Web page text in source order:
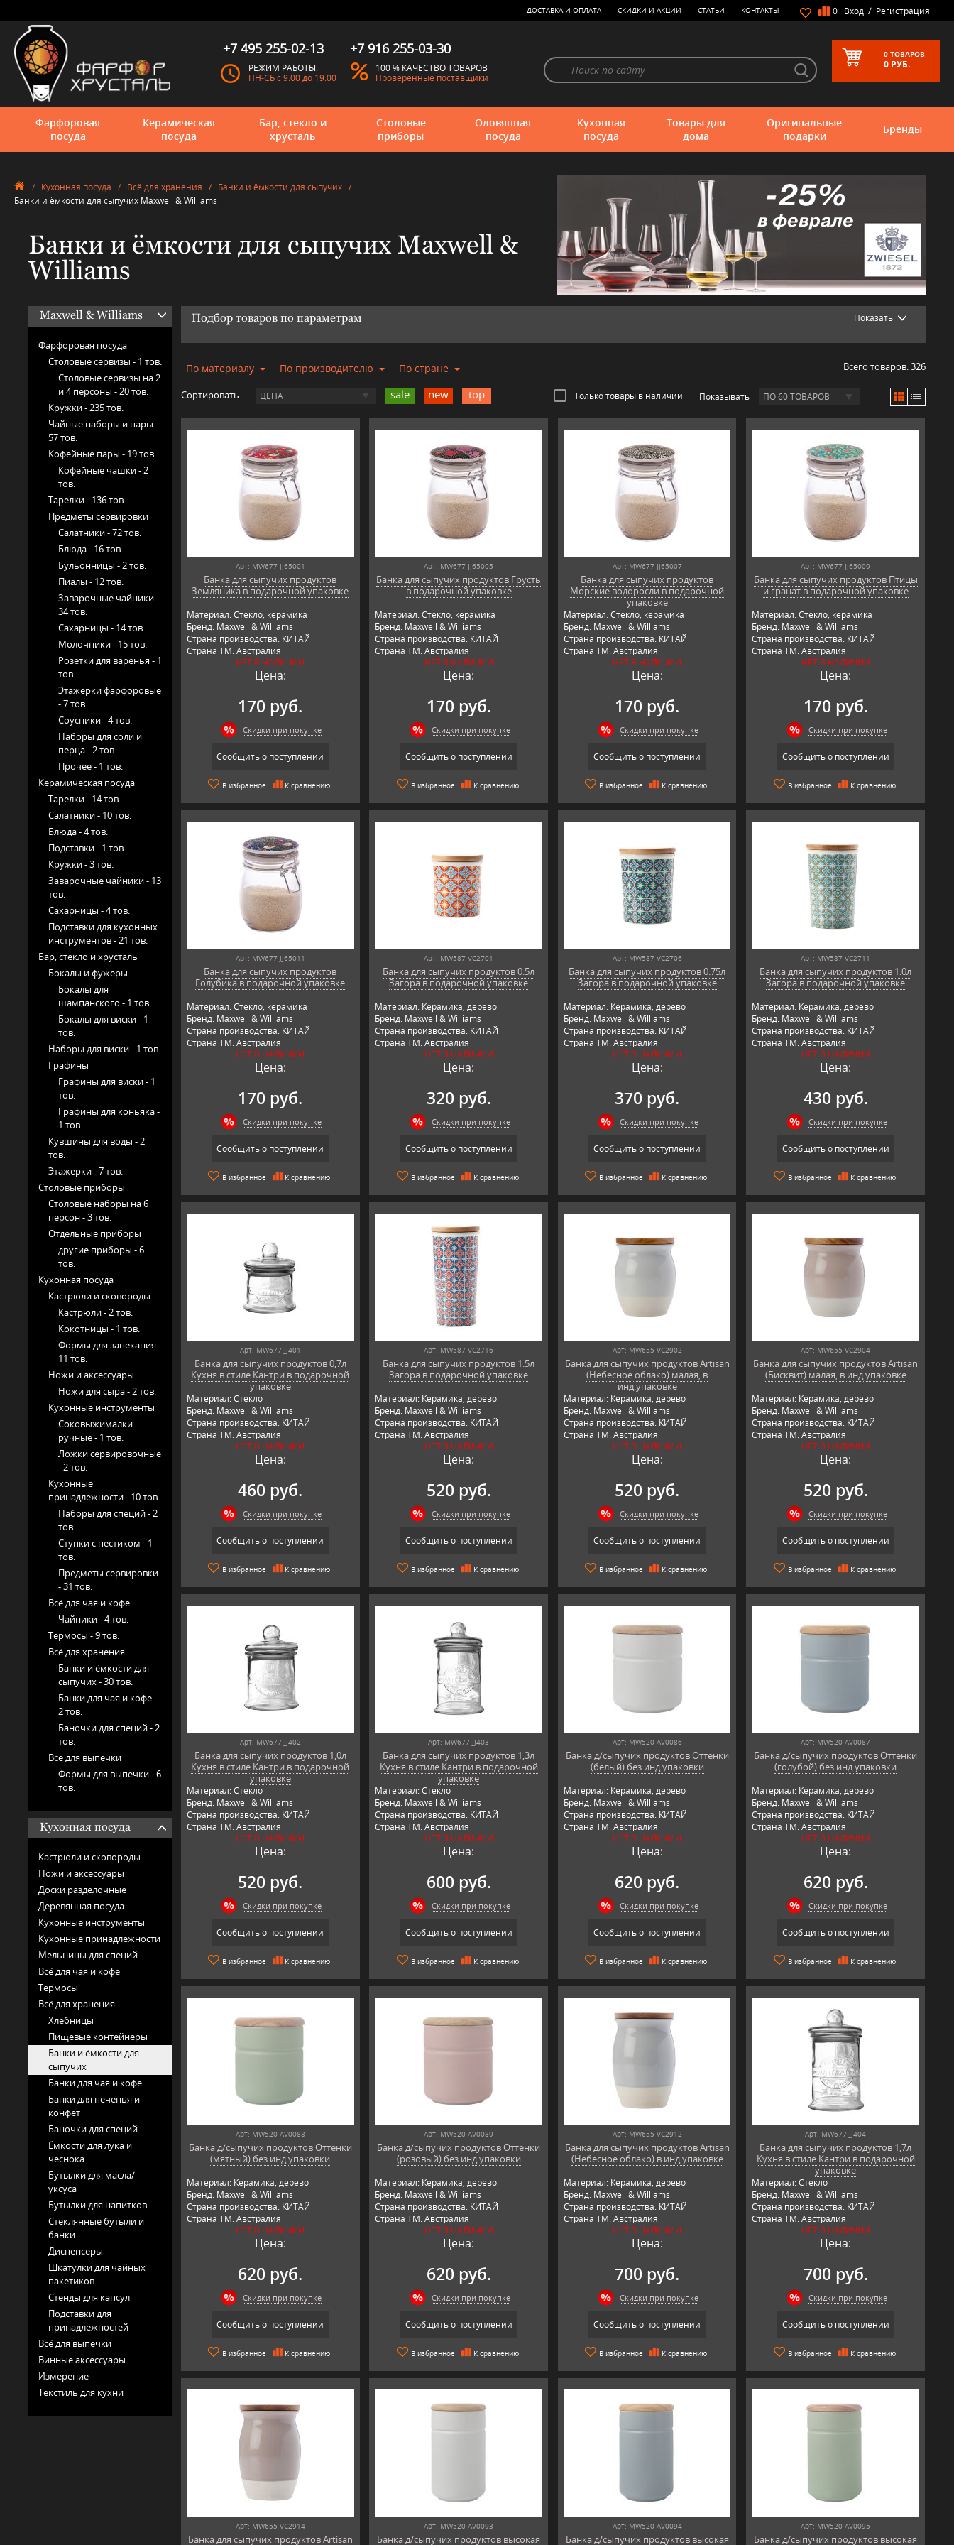
0 Вход / Регистрация
ДОСТАВКА И ОПЛАТА СКИДКИ И АКЦИИ СТАТЬИ КОНТАКТЫ
+7 495 255-02-13
РЕЖИМ РАБОТЫ:
ПН-СБ с 9:00 до 19:00
+7 916 255-03-30
100 % КАЧЕСТВО ТОВАРОВ
Проверенные поставщики
0 ТОВАРОВ
0 РУБ.
Фарфоровая
посуда
Керамическая
посуда
Бар, стекло и
хрусталь
Столовые
приборы
Оловянная
посуда
Кухонная
посуда
Товары для
дома
Оригинальные
подарки
Бренды
/ Кухонная посуда / Всё для хранения / Банки и ёмкости для сыпучих /
Банки и ёмкости для сыпучих Maxwell & Williams
Банки и ёмкости для сыпучих Maxwell &
Williams
Maxwell & Williams
Фарфоровая посуда
Столовые сервизы - 1 тов.
Столовые сервизы на 2
и 4 персоны -20 тов.
Кружки -235 тов.
Чайные наборы и пары -
57 тов.
Кофейные пары - 19 тов.
Кофейные чашки -2
тов.
Тарелки - 136 тов.
Предметы сервировки
Салатники -72 тов.
Блюда - 16 тов.
Бульонницы -2 тов.
Пиалы - 12 тов.
Заварочные чайники -
34 тов.
Сахарницы - 14 тов.
Молочники - 15 тов.
Розетки для варенья - 1
тов.
Этажерки фарфоровые
-7 тов.
Соусники -4 тов.
Наборы для соли и
перца -2 тов.
Прочее - 1 тов.
Керамическая посуда
Тарелки - 14 тов.
Салатники - 10 тов.
Блюда -4 тов.
Подставки - 1 тов.
Кружки -3 тов.
Заварочные чайники - 13
тов.
Сахарницы -4 тов.
Подставки для кухонных
инструментов -21 тов.
Бар, стекло и хрусталь
Бокалы и фужеры
Бокалы для
шампанского - 1 тов.
Бокалы для виски - 1
тов.
Наборы для виски - 1 тов.
Графины
Графины для виски - 1
тов.
Графины для коньяка -
1 тов.
Кувшины для воды -2
тов.
Этажерки -7 тов.
Столовые приборы
Столовые наборы на 6
персон -3 тов.
Отдельные приборы
другие приборы -6
тов.
Кухонная посуда
Кастрюли и сковороды
Кастрюли -2 тов.
Кокотницы - 1 тов.
Формы для запекания -
11 тов.
Ножи и аксессуары
Ножи для сыра -2 тов.
Кухонные инструменты
Соковыжималки
ручные - 1 тов.
Ложки сервировочные
-2 тов.
Кухонные
принадлежности - 10 тов.
Наборы для специй -2
тов.
Ступки с пестиком - 1
тов.
Предметы сервировки
-31 тов.
Всё для чая и кофе
Чайники -4 тов.
Термосы -9 тов.
Всё для хранения
Банки и ёмкости для
сыпучих -30 тов.
Банки для чая и кофе -
2 тов.
Баночки для специй -2
тов.
Всё для выпечки
Формы для выпечки -6
тов.
Кухонная посуда
Кастрюли и сковороды
Ножи и аксессуары
Доски разделочные
Деревянная посуда
Кухонные инструменты
Кухонные принадлежности
Мельницы для специй
Всё для чая и кофе
Термосы
Всё для хранения
Хлебницы
Пищевые контейнеры
Банки и ёмкости для
сыпучих
Банки для чая и кофе
Банки для печенья и
конфет
Баночки для специй
Ёмкости для лука и
чеснока
Бутылки для масла/
уксуса
Бутылки для напитков
Стеклянные бутыли и
банки
Диспенсеры
Шкатулки для чайных
пакетиков
Стенды для капсул
Подставки для
принадлежностей
Всё для выпечки
Винные аксессуары
Измерение
Текстиль для кухни
Подбор товаров по параметрам Показать
По материалу По производителю По стране Всего товаров:326
Сортировать ЦЕНА sale new top Только товары в наличии Показывать ПО 60 ТОВАРОВ
Арт: MW677-JJ65001
Банка для сыпучих продуктов
Земляника в подарочной упаковке
Материал: Стекло, керамика
Бренд: Maxwell & Williams
Страна производства: КИТАЙ
Страна ТМ: Австралия
НЕТ В НАЛИЧИИ
Цена:
170 руб.
Скидки при покупке
Сообщить о поступлении
В избранное К сравнению
Арт: MW677-JJ65005
Банка для сыпучих продуктов Грусть
в подарочной упаковке
Материал: Стекло, керамика
Бренд: Maxwell & Williams
Страна производства: КИТАЙ
Страна ТМ: Австралия
НЕТ В НАЛИЧИИ
Цена:
170 руб.
Скидки при покупке
Сообщить о поступлении
В избранное К сравнению
Арт: MW677-JJ65007
Банка для сыпучих продуктов
Морские водоросли в подарочной
упаковке
Материал: Стекло, керамика
Бренд: Maxwell & Williams
Страна производства: КИТАЙ
Страна ТМ: Австралия
НЕТ В НАЛИЧИИ
Цена:
170 руб.
Скидки при покупке
Сообщить о поступлении
В избранное К сравнению
Арт: MW677-JJ65009
Банка для сыпучих продуктов Птицы
и гранат в подарочной упаковке
Материал: Стекло, керамика
Бренд: Maxwell & Williams
Страна производства: КИТАЙ
Страна ТМ: Австралия
НЕТ В НАЛИЧИИ
Цена:
170 руб.
Скидки при покупке
Сообщить о поступлении
В избранное К сравнению
Арт: MW677-JJ65011
Банка для сыпучих продуктов
Голубика в подарочной упаковке
Материал: Стекло, керамика
Бренд: Maxwell & Williams
Страна производства: КИТАЙ
Страна ТМ: Австралия
НЕТ В НАЛИЧИИ
Цена:
170 руб.
Скидки при покупке
Сообщить о поступлении
В избранное К сравнению
Арт: MW587-VC2701
Банка для сыпучих продуктов 0.5л
Загора в подарочной упаковке
Материал: Керамика, дерево
Бренд: Maxwell & Williams
Страна производства: КИТАЙ
Страна ТМ: Австралия
НЕТ В НАЛИЧИИ
Цена:
320 руб.
Скидки при покупке
Сообщить о поступлении
В избранное К сравнению
Арт: MW587-VC2706
Банка для сыпучих продуктов 0.75л
Загора в подарочной упаковке
Материал: Керамика, дерево
Бренд: Maxwell & Williams
Страна производства: КИТАЙ
Страна ТМ: Австралия
НЕТ В НАЛИЧИИ
Цена:
370 руб.
Скидки при покупке
Сообщить о поступлении
В избранное К сравнению
Арт: MW587-VC2711
Банка для сыпучих продуктов 1.0л
Загора в подарочной упаковке
Материал: Керамика, дерево
Бренд: Maxwell & Williams
Страна производства: КИТАЙ
Страна ТМ: Австралия
НЕТ В НАЛИЧИИ
Цена:
430 руб.
Скидки при покупке
Сообщить о поступлении
В избранное К сравнению
Арт: MW677-JJ401
Банка для сыпучих продуктов 0,7л
Кухня в стиле Кантри в подарочной
упаковке
Материал: Стекло
Бренд: Maxwell & Williams
Страна производства: КИТАЙ
Страна ТМ: Австралия
НЕТ В НАЛИЧИИ
Цена:
460 руб.
Скидки при покупке
Сообщить о поступлении
В избранное К сравнению
Арт: MW587-VC2716
Банка для сыпучих продуктов 1.5л
Загора в подарочной упаковке
Материал: Керамика, дерево
Бренд: Maxwell & Williams
Страна производства: КИТАЙ
Страна ТМ: Австралия
НЕТ В НАЛИЧИИ
Цена:
520 руб.
Скидки при покупке
Сообщить о поступлении
В избранное К сравнению
Арт: MW655-VC2902
Банка для сыпучих продуктов Artisan
(Небесное облако) малая, в
инд.упаковке
Материал: Керамика, дерево
Бренд: Maxwell & Williams
Страна производства: КИТАЙ
Страна ТМ: Австралия
НЕТ В НАЛИЧИИ
Цена:
520 руб.
Скидки при покупке
Сообщить о поступлении
В избранное К сравнению
Арт: MW655-VC2904
Банка для сыпучих продуктов Artisan
(Бисквит) малая, в инд.упаковке
Материал: Керамика, дерево
Бренд: Maxwell & Williams
Страна производства: КИТАЙ
Страна ТМ: Австралия
НЕТ В НАЛИЧИИ
Цена:
520 руб.
Скидки при покупке
Сообщить о поступлении
В избранное К сравнению
Арт: MW677-JJ402
Банка для сыпучих продуктов 1,0л
Кухня в стиле Кантри в подарочной
упаковке
Материал: Стекло
Бренд: Maxwell & Williams
Страна производства: КИТАЙ
Страна ТМ: Австралия
НЕТ В НАЛИЧИИ
Цена:
520 руб.
Скидки при покупке
Сообщить о поступлении
В избранное К сравнению
Арт: MW677-JJ403
Банка для сыпучих продуктов 1,3л
Кухня в стиле Кантри в подарочной
упаковке
Материал: Стекло
Бренд: Maxwell & Williams
Страна производства: КИТАЙ
Страна ТМ: Австралия
НЕТ В НАЛИЧИИ
Цена:
600 руб.
Скидки при покупке
Сообщить о поступлении
В избранное К сравнению
Арт: MW520-AV0086
Банка д/сыпучих продуктов Оттенки
(белый) без инд.упаковки
Материал: Керамика, дерево
Бренд: Maxwell & Williams
Страна производства: КИТАЙ
Страна ТМ: Австралия
НЕТ В НАЛИЧИИ
Цена:
620 руб.
Скидки при покупке
Сообщить о поступлении
В избранное К сравнению
Арт: MW520-AV0087
Банка д/сыпучих продуктов Оттенки
(голубой) без инд.упаковки
Материал: Керамика, дерево
Бренд: Maxwell & Williams
Страна производства: КИТАЙ
Страна ТМ: Австралия
НЕТ В НАЛИЧИИ
Цена:
620 руб.
Скидки при покупке
Сообщить о поступлении
В избранное К сравнению
Арт: MW520-AV0088
Банка д/сыпучих продуктов Оттенки
(мятный) без инд.упаковки
Материал: Керамика, дерево
Бренд: Maxwell & Williams
Страна производства: КИТАЙ
Страна ТМ: Австралия
НЕТ В НАЛИЧИИ
Цена:
620 руб.
Скидки при покупке
Сообщить о поступлении
В избранное К сравнению
Арт: MW520-AV0089
Банка д/сыпучих продуктов Оттенки
(розовый) без инд.упаковки
Материал: Керамика, дерево
Бренд: Maxwell & Williams
Страна производства: КИТАЙ
Страна ТМ: Австралия
НЕТ В НАЛИЧИИ
Цена:
620 руб.
Скидки при покупке
Сообщить о поступлении
В избранное К сравнению
Арт: MW655-VC2912
Банка для сыпучих продуктов Artisan
(Небесное облако) в инд.упаковке
Материал: Керамика, дерево
Бренд: Maxwell & Williams
Страна производства: КИТАЙ
Страна ТМ: Австралия
НЕТ В НАЛИЧИИ
Цена:
700 руб.
Скидки при покупке
Сообщить о поступлении
В избранное К сравнению
Арт: MW677-JJ404
Банка для сыпучих продуктов 1,7л
Кухня в стиле Кантри в подарочной
упаковке
Материал: Стекло
Бренд: Maxwell & Williams
Страна производства: КИТАЙ
Страна ТМ: Австралия
НЕТ В НАЛИЧИИ
Цена:
700 руб.
Скидки при покупке
Сообщить о поступлении
В избранное К сравнению
Арт: MW655-VC2914
Банка для сыпучих продуктов Artisan
Арт: MW520-AV0093
Банка д/сыпучих продуктов высокая
Арт: MW520-AV0094
Банка д/сыпучих продуктов высокая
Арт: MW520-AV0095
Банка д/сыпучих продуктов высокая